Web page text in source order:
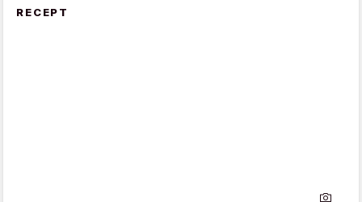
RECEPT